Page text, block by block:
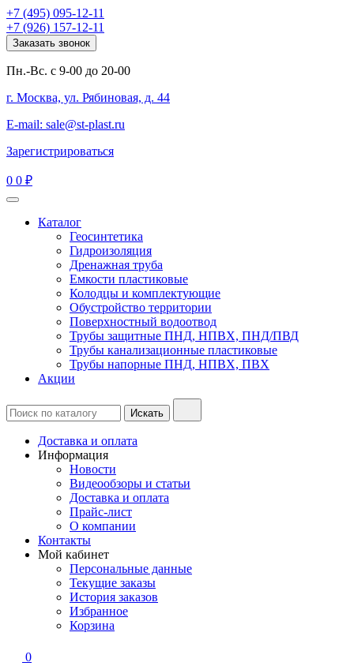
+7 (495) 095-12-11
+7 (926) 157-12-11
Заказать звонок
Пн.-Вс. с 9-00 до 20-00
г. Москва, ул. Рябиновая, д. 44
E-mail: sale@st-plast.ru
Зарегистрироваться
0 0 ₽
Каталог
Геосинтетика
Гидроизоляция
Дренажная труба
Емкости пластиковые
Колодцы и комплектующие
Обустройство территории
Поверхностный водоотвод
Трубы защитные ПНД, НПВХ, ПНД/ПВД
Трубы канализационные пластиковые
Трубы напорные ПНД, НПВХ, ПВХ
Акции
Доставка и оплата
Информация
Новости
Видеообзоры и статьи
Доставка и оплата
Прайс-лист
О компании
Контакты
Мой кабинет
Персональные данные
Текущие заказы
История заказов
Избранное
Корзина
0